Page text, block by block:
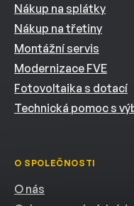
Nákup na splátky
Nákup na třetiny
Montážní servis
Modernizace FVE
Fotovoltaika s dotací
Technická pomoc s
O SPOLEČNOSTI
O nás